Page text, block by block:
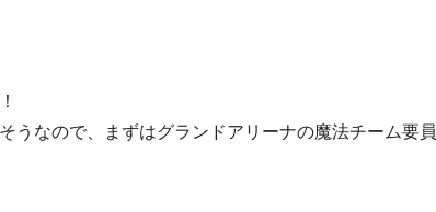
うなので、まずはグランドアリーナの魔法チーム要員